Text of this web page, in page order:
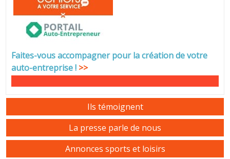
Faites-vous accompagner pour la création de votre
auto-entreprise! >>
Ils témoignent
La presse parle de nous
Annonces sports et loisirs